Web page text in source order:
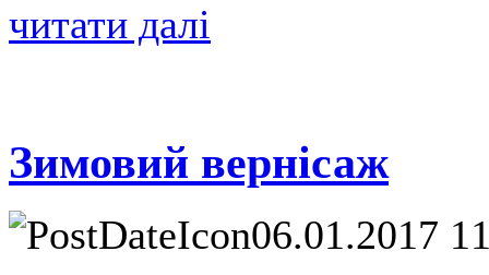
читати далі
Зимовий вернісаж
06.01.2017